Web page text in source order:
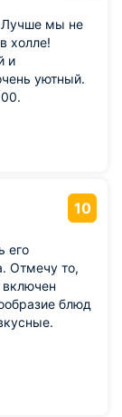
Лучше мы не
холле!
и
уютный.
10
его
Отмечу то,
блюд